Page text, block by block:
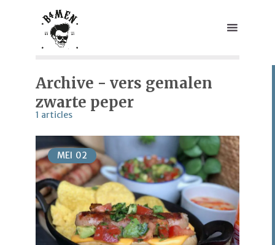
Archive - vers gemalen
zwarte peper
1 articles
MEI 02